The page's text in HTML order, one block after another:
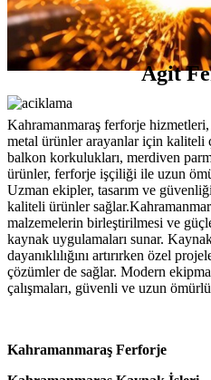
Agit
Kahramanmaraş ferforje hizmetleri,
metal ürünler arayanlar için kaliteli
balkon korkulukları, merdiven
ürünler, ferforje işçiliği ile uzun
Uzman ekipler, tasarım ve
kaliteli ürünler
malzemelerin birleştirilmesi ve
kaynak uygulamaları sunar.
dayanıklılığını artırırken özel
çözümler de sağlar. Modern
çalışmaları, güvenli ve uzun
Kahramanmaraş Ferforje